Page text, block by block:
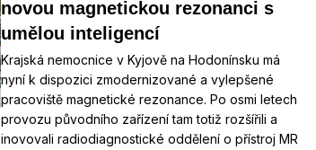
novou magnetickou rezonanci s
umělou inteligencí
Krajská nemocnice v Kyjově na Hodonínsku má
nyní k dispozici zmodernizované a vylepšené
pracoviště magnetické rezonance. Po osmi letech
provozu původního zařízení tam totiž rozšířili a
inovovali radiodiagnostické oddělení o přístroj MR